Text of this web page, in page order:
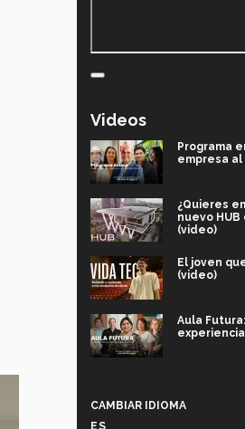
Videos
Programa
empresa
¿Quieres
nuevo
(video)
El joven
(video)
Aula
CAMBIAR IDIOMA
ES